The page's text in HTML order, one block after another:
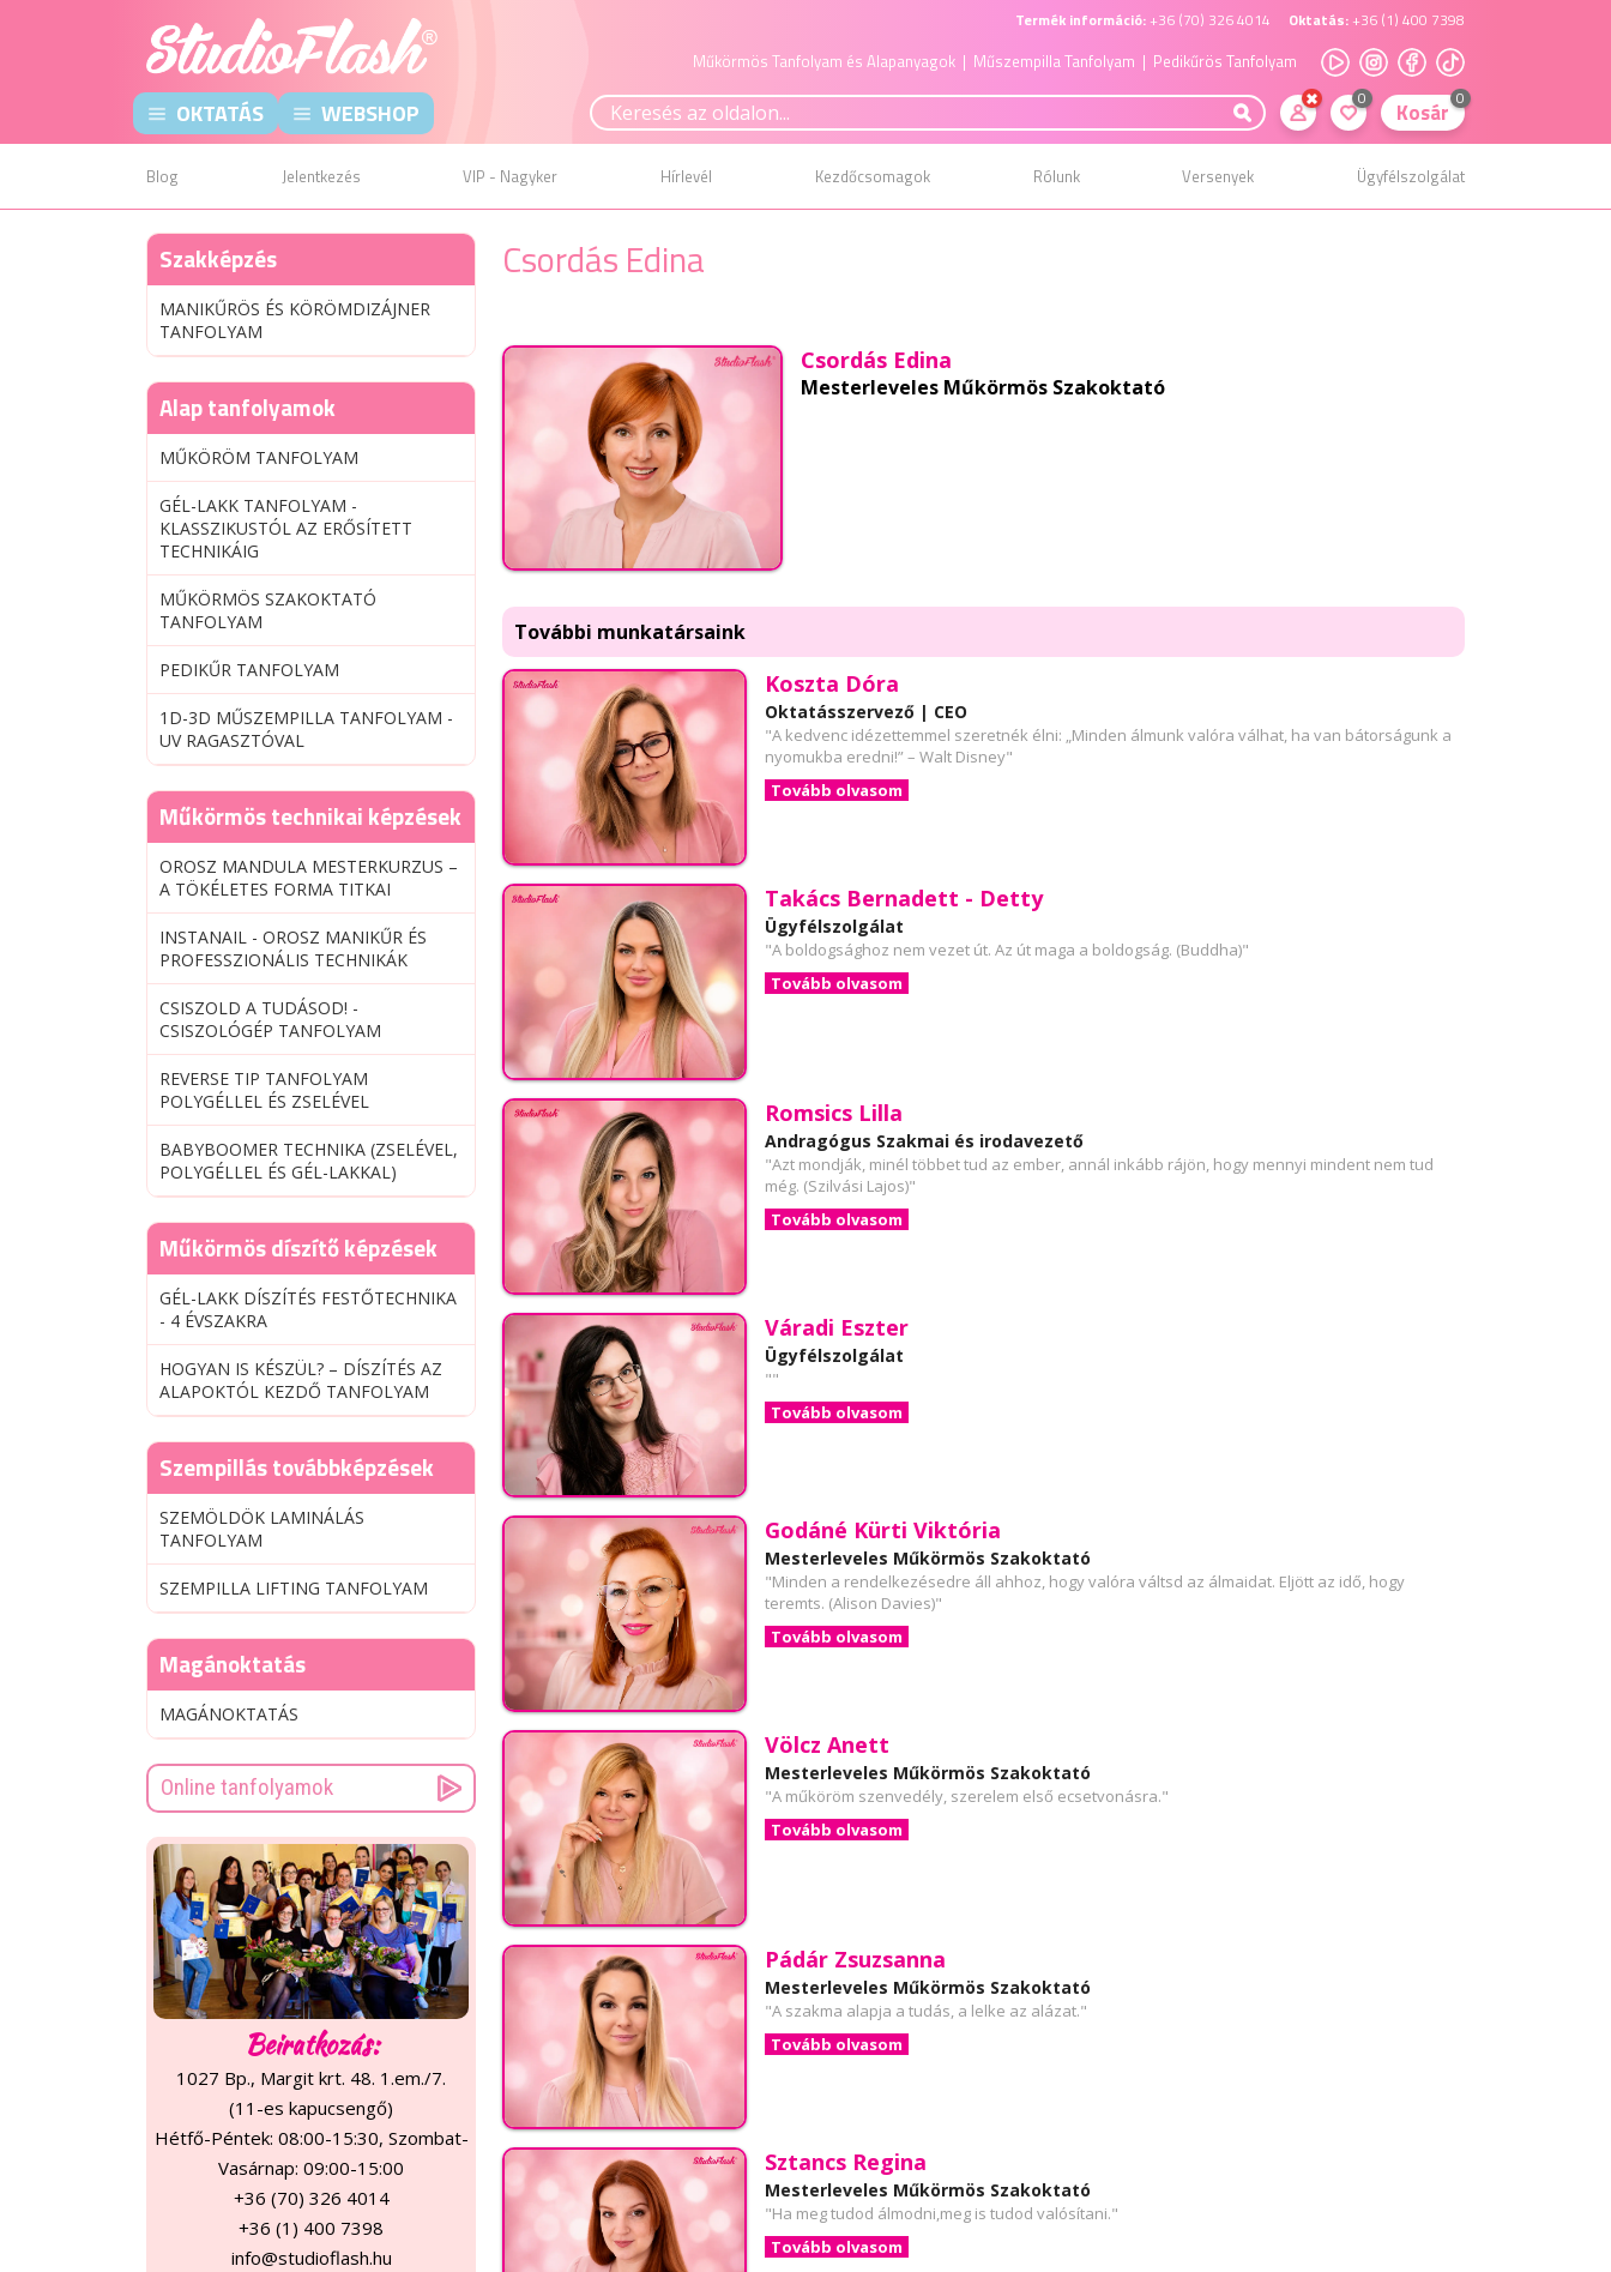
Termék információ: +36 (70) 326 4014 Oktatás: +36 (1) 400 7398
Műkörmös Tanfolyam és Alapanyagok | Műszempilla Tanfolyam | Pedikűrös Tanfolyam
OKTATÁS WEBSHOP 0 Kosár 0
Blog Jelentkezés VIP - Nagyker Hírlevél Kezdőcsomagok Rólunk Versenyek Ügyfélszolgálat
Csordás Edina
Csordás Edina
Mesterleveles Műkörmös Szakoktató
További munkatársaink
Koszta Dóra
Oktatásszervező | CEO
"A kedvenc idézettemmel szeretnék élni: „Minden álmunk valóra válhat, ha van bátorságunk a
nyomukba eredni!” – Walt Disney"
Tovább olvasom
Takács Bernadett - Detty
Ügyfélszolgálat
"A boldogsághoz nem vezet út. Az út maga a boldogság. (Buddha)"
Tovább olvasom
Romsics Lilla
Andragógus Szakmai és irodavezető
"Azt mondják, minél többet tud az ember, annál inkább rájön, hogy mennyi mindent nem tud
még. (Szilvási Lajos)"
Tovább olvasom
Váradi Eszter
Ügyfélszolgálat
""
Tovább olvasom
Godáné Kürti Viktória
Mesterleveles Műkörmös Szakoktató
"Minden a rendelkezésedre áll ahhoz, hogy valóra váltsd az álmaidat. Eljött az idő, hogy
teremts. (Alison Davies)"
Tovább olvasom
Völcz Anett
Mesterleveles Műkörmös Szakoktató
"A műköröm szenvedély, szerelem első ecsetvonásra."
Tovább olvasom
Pádár Zsuzsanna
Mesterleveles Műkörmös Szakoktató
"A szakma alapja a tudás, a lelke az alázat."
Tovább olvasom
Sztancs Regina
Mesterleveles Műkörmös Szakoktató
"Ha meg tudod álmodni,meg is tudod valósítani."
Tovább olvasom
Szakképzés
MANIKŰRÖS ÉS KÖRÖMDIZÁJNER
TANFOLYAM
Alap tanfolyamok
MŰKÖRÖM TANFOLYAM
GÉL-LAKK TANFOLYAM -
KLASSZIKUSTÓL AZ ERŐSÍTETT
TECHNIKÁIG
MŰKÖRMÖS SZAKOKTATÓ
TANFOLYAM
PEDIKŰR TANFOLYAM
1D-3D MŰSZEMPILLA TANFOLYAM -
UV RAGASZTÓVAL
Műkörmös technikai képzések
OROSZ MANDULA MESTERKURZUS –
A TÖKÉLETES FORMA TITKAI
INSTANAIL - OROSZ MANIKŰR ÉS
PROFESSZIONÁLIS TECHNIKÁK
CSISZOLD A TUDÁSOD! -
CSISZOLÓGÉP TANFOLYAM
REVERSE TIP TANFOLYAM
POLYGÉLLEL ÉS ZSELÉVEL
BABYBOOMER TECHNIKA (ZSELÉVEL,
POLYGÉLLEL ÉS GÉL-LAKKAL)
Műkörmös díszítő képzések
GÉL-LAKK DÍSZÍTÉS FESTŐTECHNIKA
- 4 ÉVSZAKRA
HOGYAN IS KÉSZÜL? – DÍSZÍTÉS AZ
ALAPOKTÓL KEZDŐ TANFOLYAM
Szempillás továbbképzések
SZEMÖLDÖK LAMINÁLÁS
TANFOLYAM
SZEMPILLA LIFTING TANFOLYAM
Magánoktatás
MAGÁNOKTATÁS
Online tanfolyamok
Beiratkozás:
1027 Bp., Margit krt. 48. 1.em./7.
(11-es kapucsengő)
Hétfő-Péntek: 08:00-15:30, Szombat-
Vasárnap: 09:00-15:00
+36 (70) 326 4014
+36 (1) 400 7398
info@studioflash.hu